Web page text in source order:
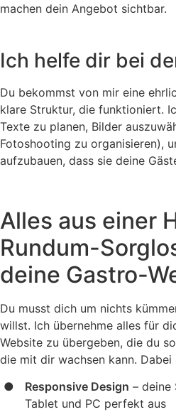
machen dein Angebot sichtbar.
Ich helfe dir bei
Du bekommst von mir eine
klare Struktur, die funktioniert.
Texte zu planen, Bilder
Fotoshooting zu organisieren),
aufzubauen, dass sie deine
Alles aus einer
Rundum-
deine Gastro-
Du musst dich um nichts
willst. Ich übernehme alles für
Website zu übergeben, die du
die mit dir wachsen kann. Dabei
Responsive Design – deine
Tablet und PC perfekt aus